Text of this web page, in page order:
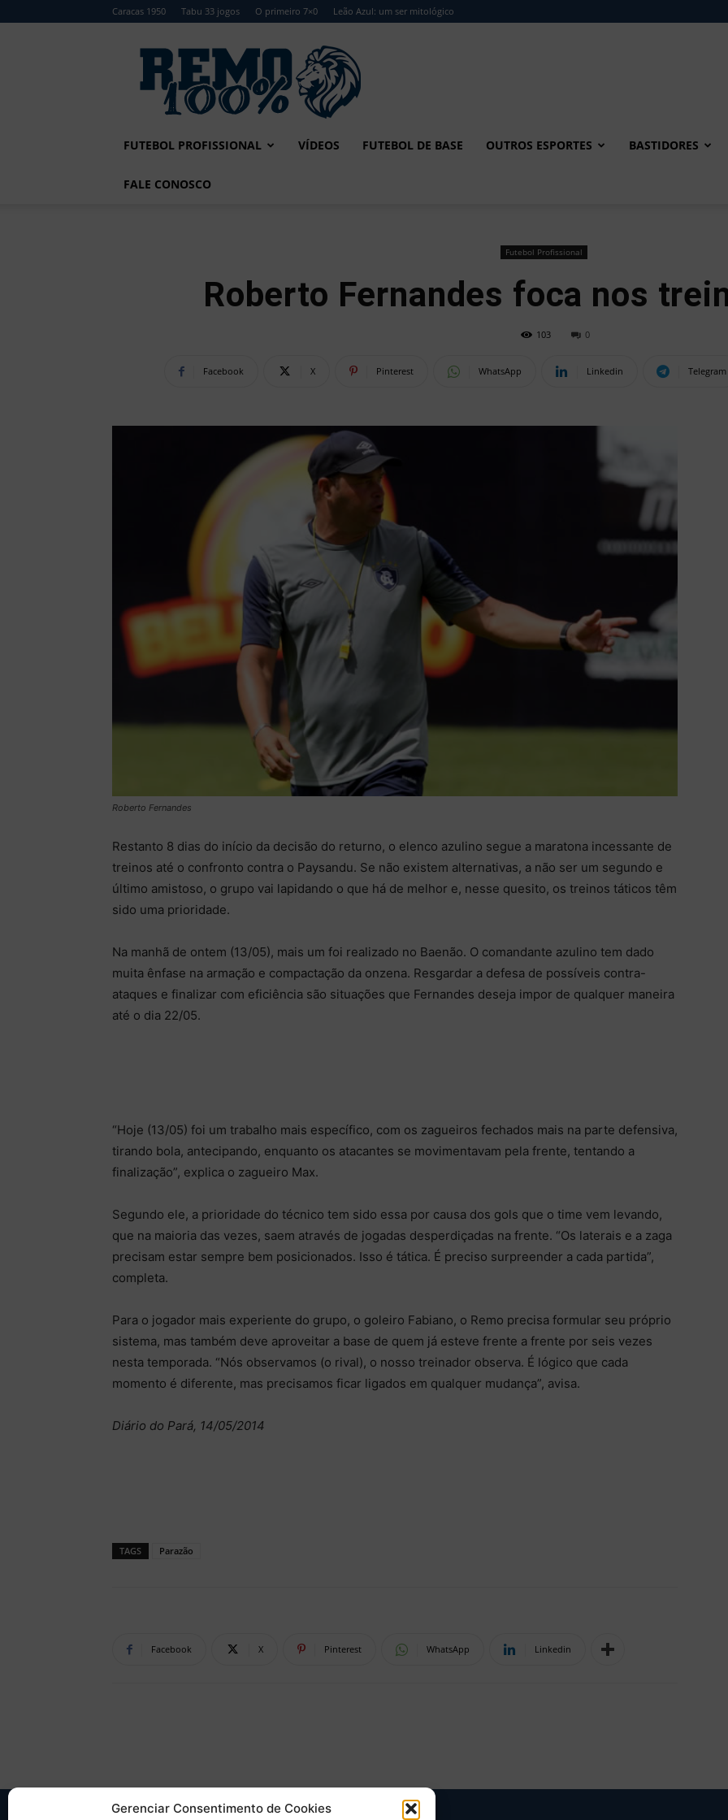
Gerenciar Consentimento de Cookies
Caracas 1950 Tabu 33 jogos O primeiro 7×0 Leão Azul: um ser mitológico
Remo
FUTEBOL PROFISSIONAL VÍDEOS FUTEBOL DE BASE OUTROS ESPORTES BASTIDORES
FALE CONOSCO
Futebol Profissional
Roberto Fernandes foca nos
103 0
Facebook X Pinterest WhatsApp Linkedin Telegram
Roberto Fernandes
Restanto 8 dias do início da decisão do returno, o elenco azulino segue a maratona incessante de
treinos até o confronto contra o Paysandu. Se não existem alternativas, a não ser um segundo e
último amistoso, o grupo vai lapidando o que há de melhor e, nesse quesito, os treinos táticos têm
sido uma prioridade.
Na manhã de ontem (13/05), mais um foi realizado no Baenão. O comandante azulino tem dado
muita ênfase na armação e compactação da onzena. Resgardar a defesa de possíveis contra-
ataques e finalizar com eficiência são situações que Fernandes deseja impor de qualquer maneira
até o dia 22/05.
“Hoje (13/05) foi um trabalho mais específico, com os zagueiros fechados mais na parte defensiva,
tirando bola, antecipando, enquanto os atacantes se movimentavam pela frente, tentando a
finalização”, explica o zagueiro Max.
Segundo ele, a prioridade do técnico tem sido essa por causa dos gols que o time vem levando,
que na maioria das vezes, saem através de jogadas desperdiçadas na frente. “Os laterais e a zaga
precisam estar sempre bem posicionados. Isso é tática. É preciso surpreender a cada partida”,
completa.
Para o jogador mais experiente do grupo, o goleiro Fabiano, o Remo precisa formular seu próprio
sistema, mas também deve aproveitar a base de quem já esteve frente a frente por seis vezes
nesta temporada. “Nós observamos (o rival), o nosso treinador observa. É lógico que cada
momento é diferente, mas precisamos ficar ligados em qualquer mudança”, avisa.
Diário do Pará, 14/05/2014
TAGS Parazão
Facebook X Pinterest WhatsApp Linkedin